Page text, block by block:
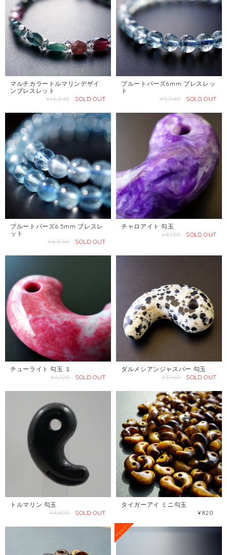
マルチカラートルマリンデザイ
ンブレスレット
¥13,040
SOLD OUT
ブルートパーズ6mm ブレスレッ
ト
¥5,940
SOLD OUT
ブルートパーズ6.5mm ブレスレ
ット
¥6,090
SOLD OUT
チャロアイト 勾玉
¥8,150
SOLD OUT
チューライト 勾玉 １
¥6,120
SOLD OUT
ダルメシアンジャスパー 勾玉
¥3,160
SOLD OUT
トルマリン 勾玉
¥4,400
SOLD OUT
タイガーアイ ミニ勾玉
¥820